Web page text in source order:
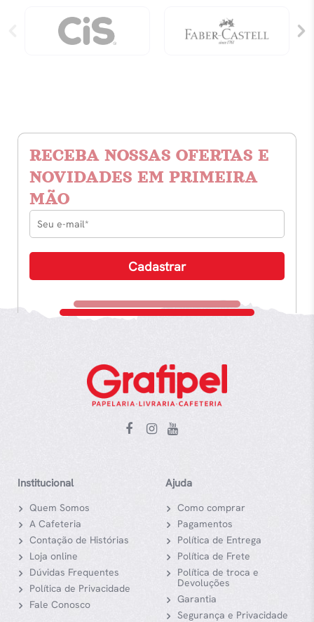
RECEBA NOSSAS OFERTAS E
NOVIDADES EM PRIMEIRA
MÃO
Institucional
Quem Somos
A Cafeteria
Contação de Histórias
Loja online
Dúvidas Frequentes
Política de Privacidade
Fale Conosco
Ajuda
Como comprar
Pagamentos
Política de Entrega
Política de Frete
Política de troca e
Devoluções
Garantia
Segurança e Privacidade